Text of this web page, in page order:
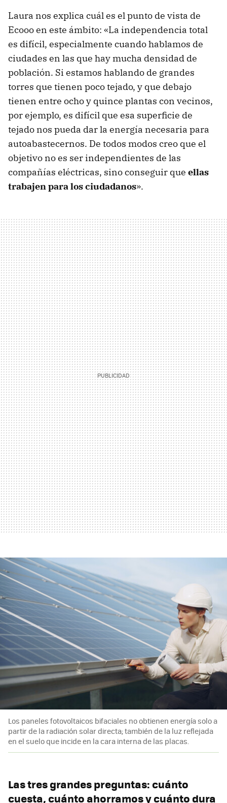
Laura nos explica cuál es el punto de vista de
Ecooo en este ámbito: «La independencia total
es difícil, especialmente cuando hablamos de
ciudades en las que hay mucha densidad de
población. Si estamos hablando de grandes
torres que tienen poco tejado, y que debajo
tienen entre ocho y quince plantas con vecinos,
por ejemplo, es difícil que esa superficie de
tejado nos pueda dar la energía necesaria para
autoabastecernos. De todos modos creo que el
objetivo no es ser independientes de las
compañías eléctricas, sino conseguir que ellas
trabajen para los ciudadanos».
Los paneles fotovoltaicos bifaciales no obtienen energía solo a
partir de la radiación solar directa; también de la luz reflejada
en el suelo que incide en la cara interna de las placas.
Las tres grandes preguntas: cuánto
cuesta, cuánto ahorramos y cuánto dura